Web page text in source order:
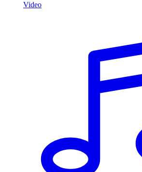
Video